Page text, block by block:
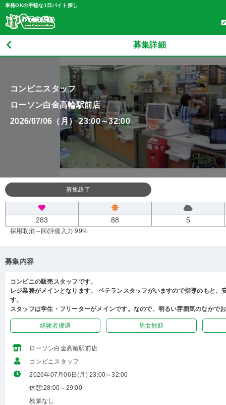
単発OKの手軽な1日バイト探し
募集詳細
コンビニスタッフ
ローソン白金高輪駅前店
2026/07/06（月） 23:00～32:00
募集終了
283 88 5
採用取消 --回/評価入力 99%
募集内容
コンビニの販売スタッフです。
レジ業務がメインとなります。 ベテランスタッフがいますので指導のもと、
す。
スタッフは学生・フリーターがメインです。なので、明るい雰囲気のなかで
経験者優遇 男女歓迎
ローソン白金高輪駅前店
コンビニスタッフ
2026年07月06日(月) 23:00～32:00
休憩:28:00～29:00
残業なし